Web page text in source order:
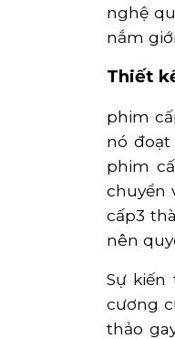
nghệ
nắm
Thiết
phim
nó
phim
chuyển
cấp3
nên
Sự
cương
thảo